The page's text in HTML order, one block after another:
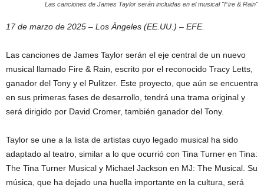
Las canciones de James Taylor serán incluidas en el musical "Fire & Rain"
17 de marzo de 2025 – Los Ángeles (EE.UU.) – EFE.
Las canciones de James Taylor serán el eje central de un nuevo
musical llamado Fire & Rain, escrito por el reconocido Tracy Letts,
ganador del Tony y el Pulitzer. Este proyecto, que aún se encuentra
en sus primeras fases de desarrollo, tendrá una trama original y
será dirigido por David Cromer, también ganador del Tony.
Taylor se une a la lista de artistas cuyo legado musical ha sido
adaptado al teatro, similar a lo que ocurrió con Tina Turner en Tina:
The Tina Turner Musical y Michael Jackson en MJ: The Musical. Su
música, que ha dejado una huella importante en la cultura, será